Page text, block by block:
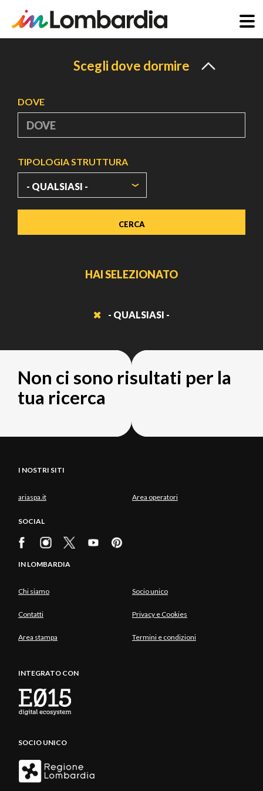
Scegli dove dormire
DOVE
TIPOLOGIA STRUTTURA
HAI SELEZIONATO
- QUALSIASI -
Non ci sono risultati per la
tua ricerca
I NOSTRI SITI
ariaspa.it Area operatori
SOCIAL
IN LOMBARDIA
Chi siamo Socio unico
Contatti Privacy e Cookies
Area stampa Termini e condizioni
INTEGRATO CON
SOCIO UNICO